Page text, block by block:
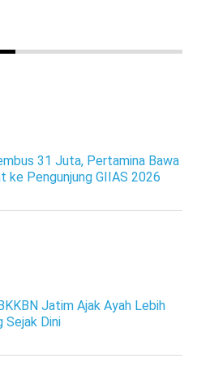
31 Juta, Pertamina Bawa
ke Pengunjung GIIAS 2026
Jatim Ajak Ayah Lebih
Sejak Dini